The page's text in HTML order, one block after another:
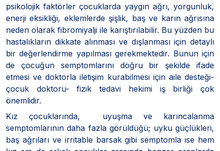
psikolojik faktörler çocuklarda yaygın ağrı, yorgunluk,
enerji eksikliği, eklemlerde şişlik, baş ve karın ağrısına
neden olarak fibromiyalji ile karıştırılabilir. Bu yüzden bu
hastalıkların dikkate alınması ve dışlanması için detaylı
bir değerlendirme yapılması gerekmektedir. Bunun için
de çocuğun semptomlarını doğru bir şekilde ifade
etmesi ve doktorla iletişim kurabilmesi için aile desteği-
çocuk doktoru- fizik tedavi hekimi iş birliği çok
önemlidir.
Kız çocuklarında, uyuşma ve karıncalanma
semptomlarının daha fazla görüldüğü; uyku güçlükleri,
baş ağrıları ve irritable barsak gibi semptomla ise hem